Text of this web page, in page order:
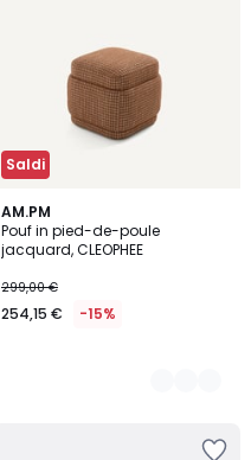
Saldi
AM.PM
Pouf in pied-de-poule
jacquard, CLEOPHEE
299,00 €
254,15 € -15%
2
Colori